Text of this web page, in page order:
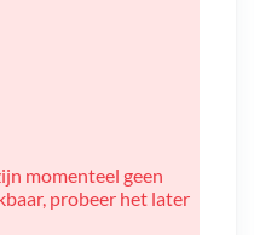
momenteel geen
probeer het later